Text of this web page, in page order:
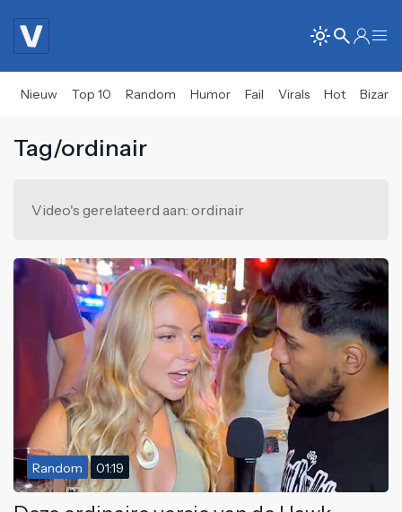
Nieuw Top 10 Random Humor Fail Virals Hot Bizar
Tag/ordinair
Video's gerelateerd aan: ordinair
Random 01:19